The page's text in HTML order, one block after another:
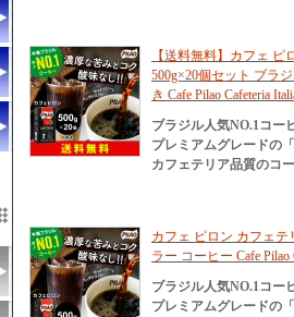
【送料無料】カフェ
500g×20個セット ブラ
き Cafe Pilao Cafeteria
ブラジル人気NO.1コー
プレミアムグレードの
カフェテリア品質のコ
カフェ ピロン カフェテ
ラー コーヒー Cafe Pilao
ブラジル人気NO.1コー
プレミアムグレードの